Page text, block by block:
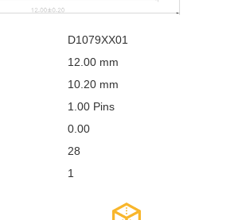
D1079XX01
12.00 mm
10.20 mm
1.00 Pins
0.00
28
1